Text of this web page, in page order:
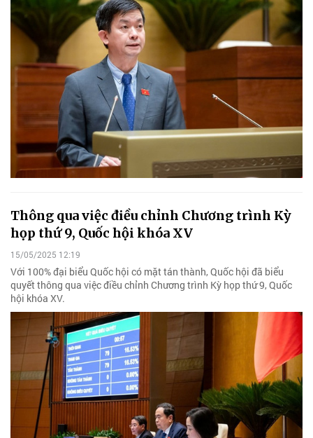
Thông qua việc điều chỉnh Chương trình Kỳ
họp thứ 9, Quốc hội khóa XV
15/05/2025 12:19
Với 100% đại biểu Quốc hội có mặt tán thành, Quốc hội đã biểu
quyết thông qua việc điều chỉnh Chương trình Kỳ họp thứ 9, Quốc
hội khóa XV.